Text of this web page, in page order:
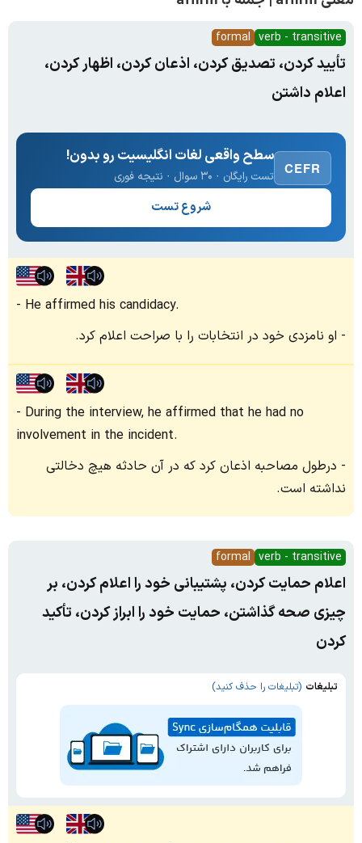
verb - transitive
formal
تأیید کردن، تصدیق کردن، اذعان کردن، اظهار کردن،
اعلام داشتن
CEFR
سطح واقعی لغات انگلیسیت رو بدون!
تست رایگان · ۳۰ سوال · نتیجه فوری
شروع تست
He affirmed his candidacy.
او نامزدی خود در انتخابات را با صراحت اعلام کرد.
During the interview, he affirmed that he had no
involvement in the incident.
درطول مصاحبه اذعان کرد که در آن حادثه هیچ دخالتی
نداشته است.
verb - transitive
formal
اعلام حمایت کردن، پشتیبانی خود را اعلام کردن، بر
چیزی صحه گذاشتن، حمایت خود را ابراز کردن، تأکید
کردن
تبلیغات (تبلیغات را حذف کنید)